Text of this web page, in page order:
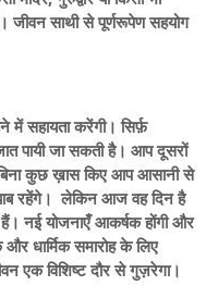
जीवन साथी से पूर्णरूपेण सहयोग
में सहायता करेंगी। सिर्फ़
पायी जा सकती है। आप दूसरों
कुछ ख़ास किए आप आसानी से
रहेंगे। लेकिन आज वह दिन है
नई योजनाएँ आकर्षक होंगी और
धार्मिक समारोह के लिए
एक विशिष्ट दौर से गुज़रेगा।